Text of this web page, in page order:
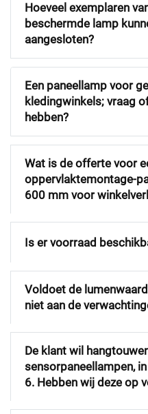
Hoeveel exemplaren
beschermde lamp
aangesloten?
Een paneellamp voor
kledingwinkels; vraag
hebben?
Wat is de offerte voor
oppervlaktemontage-
600 mm voor
Is er voorraad
Voldoet de
niet aan de
De klant wil
sensorpaneellampen,
6. Hebben wij deze op